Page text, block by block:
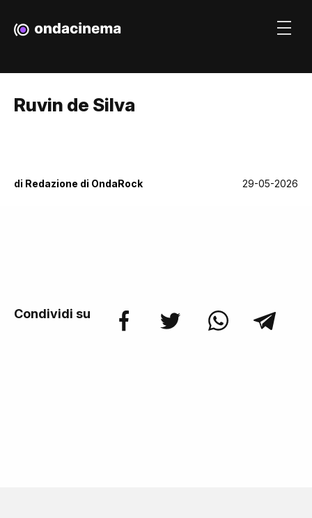
Ruvin de Silva
di Redazione di OndaRock 29-05-2026
Condividi su